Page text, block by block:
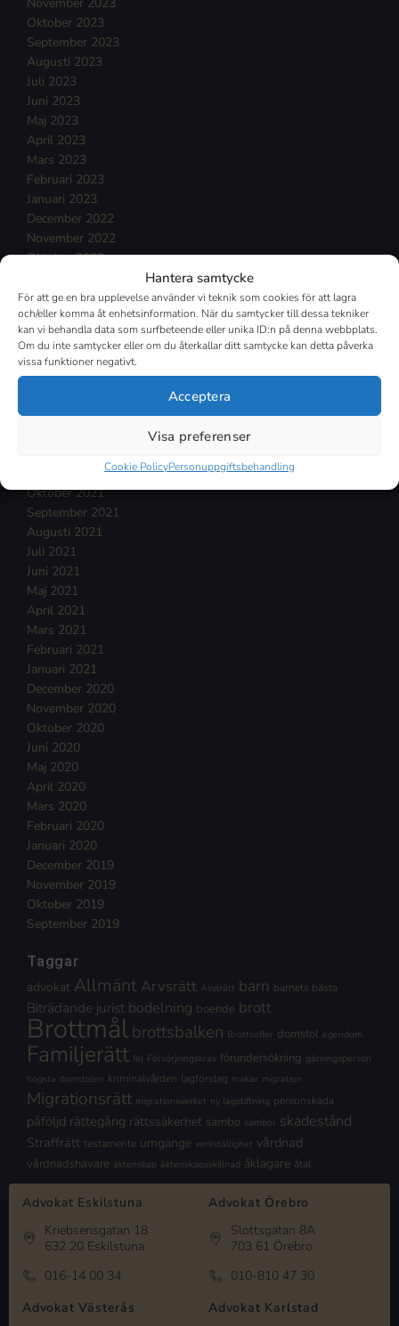
Hantera samtycke
För att ge en bra upplevelse använder vi teknik som cookies för att lagra
och/eller komma åt enhetsinformation. När du samtycker till dessa tekniker
kan vi behandla data som surfbeteende eller unika ID:n på denna webbplats.
Om du inte samtycker eller om du återkallar ditt samtycke kan detta påverka
vissa funktioner negativt.
Acceptera
Visa preferenser
Cookie PolicyPersonuppgiftsbehandling
November 2023
Oktober 2023
September 2023
Augusti 2023
Juli 2023
Juni 2023
Maj 2023
April 2023
Mars 2023
Februari 2023
Januari 2023
December 2022
November 2022
Oktober 2022
Augusti 2022
Juli 2022
Juni 2022
Maj 2022
April 2022
Februari 2022
November 2021
Oktober 2021
September 2021
Augusti 2021
Juli 2021
Juni 2021
Maj 2021
April 2021
Mars 2021
Februari 2021
Januari 2021
December 2020
November 2020
Oktober 2020
Juni 2020
Maj 2020
April 2020
Mars 2020
Februari 2020
Januari 2020
December 2019
November 2019
Oktober 2019
September 2019
Taggar
advokat Allmänt Arvsrätt Asylrätt barn barnets bästa
Biträdande jurist bodelning boende brott
Brottmålbrottsbalken Brottsoffer domstol egendom
Familjerätt fel Försörjningskrav förundersökning gärningsperson
högsta domstolen kriminalvården lagförslag makar migration
Migrationsrätt migrationsverket ny lagstiftning personskada
påföljd rättegång rättssäkerhet sambo sambor skadestånd
Straffrätt testamente umgänge verkställighet vårdnad
vårdnadshavare äktenskap äktenskapsskillnad åklagare åtal
Advokat Eskilstuna
Kriebsensgatan 18
632 20 Eskilstuna
016-14 00 34
Advokat Örebro
Slottsgatan 8A
703 61 Örebro
010-810 47 30
Advokat Västerås
Advokat Karlstad